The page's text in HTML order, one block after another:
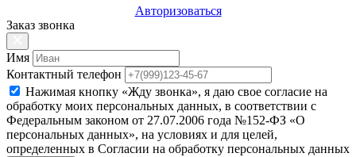
Авторизоваться
Заказ звонка
Имя
Контактный телефон
Нажимая кнопку «Жду звонка», я даю свое согласие на
обработку моих персональных данных, в соответствии с
Федеральным законом от 27.07.2006 года №152-ФЗ «О
персональных данных», на условиях и для целей,
определенных в Согласии на обработку персональных данных